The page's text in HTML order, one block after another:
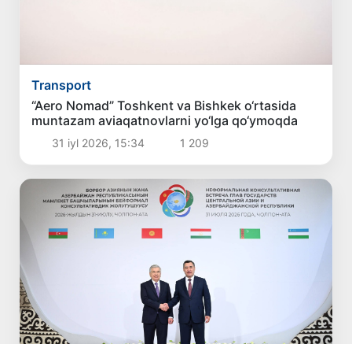
Transport
“Aero Nomad” Toshkent va Bishkek o‘rtasida
muntazam aviaqatnovlarni yo‘lga qo‘ymoqda
31 iyl 2026, 15:34 1 209